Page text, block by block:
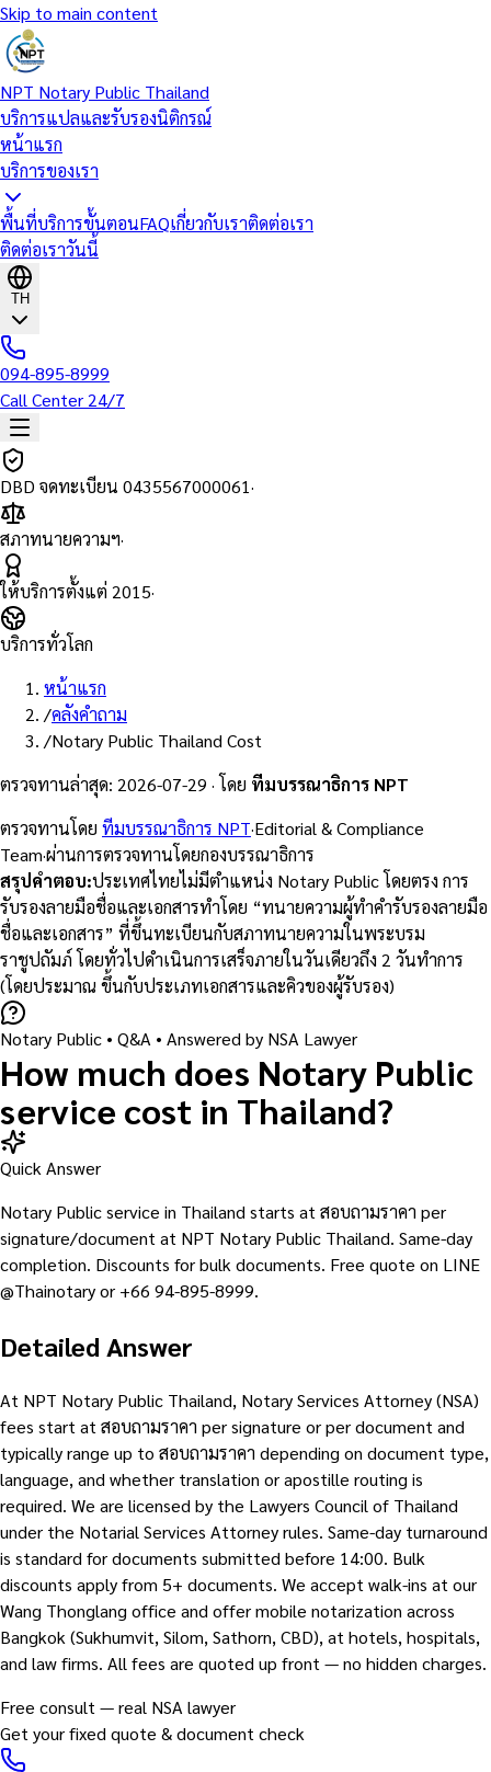
Skip to main content
NPT Notary Public Thailand
บริการแปลและรับรองนิติกรณ์
หน้าแรก
บริการของเรา
พื้นที่บริการขั้นตอนFAQเกี่ยวกับเราติดต่อเรา
ติดต่อเราวันนี้
TH
094-895-8999
Call Center 24/7
DBD จดทะเบียน 0435567000061·
สภาทนายความฯ·
ให้บริการตั้งแต่ 2015·
บริการทั่วโลก
หน้าแรก
/คลังคำถาม
/Notary Public Thailand Cost
ตรวจทานล่าสุด: 2026-07-29 · โดย ทีมบรรณาธิการ NPT
ตรวจทานโดย ทีมบรรณาธิการ NPT·Editorial & Compliance
Team·ผ่านการตรวจทานโดยกองบรรณาธิการ
สรุปคำตอบ:ประเทศไทยไม่มีตำแหน่ง Notary Public โดยตรง การ
รับรองลายมือชื่อและเอกสารทำโดย “ทนายความผู้ทำคำรับรองลายมือ
ชื่อและเอกสาร” ที่ขึ้นทะเบียนกับสภาทนายความในพระบรม
ราชูปถัมภ์ โดยทั่วไปดำเนินการเสร็จภายในวันเดียวถึง 2 วันทำการ
(โดยประมาณ ขึ้นกับประเภทเอกสารและคิวของผู้รับรอง)
Notary Public • Q&A • Answered by NSA Lawyer
How much does Notary Public
service cost in Thailand?
Quick Answer
Notary Public service in Thailand starts at สอบถามราคา per
signature/document at NPT Notary Public Thailand. Same-day
completion. Discounts for bulk documents. Free quote on LINE
@Thainotary or +66 94-895-8999.
Detailed Answer
At NPT Notary Public Thailand, Notary Services Attorney (NSA)
fees start at สอบถามราคา per signature or per document and
typically range up to สอบถามราคา depending on document type,
language, and whether translation or apostille routing is
required. We are licensed by the Lawyers Council of Thailand
under the Notarial Services Attorney rules. Same-day turnaround
is standard for documents submitted before 14:00. Bulk
discounts apply from 5+ documents. We accept walk-ins at our
Wang Thonglang office and offer mobile notarization across
Bangkok (Sukhumvit, Silom, Sathorn, CBD), at hotels, hospitals,
and law firms. All fees are quoted up front — no hidden charges.
Free consult — real NSA lawyer
Get your fixed quote & document check